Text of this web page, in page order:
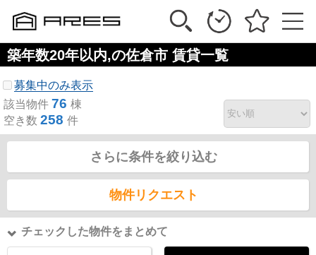
築年数20年以内,の佐倉市 賃貸一覧
募集中のみ表示
該当物件 76 棟
空き数 258 件
さらに条件を絞り込む
物件リクエスト
チェックした物件をまとめて